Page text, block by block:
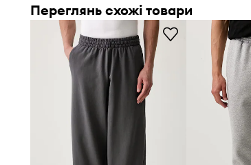
Переглянь схожі товари